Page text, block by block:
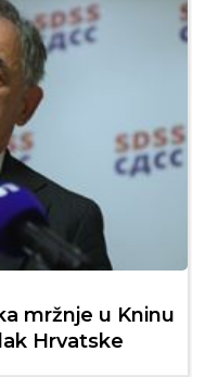
mržnje u Kninu
Hrvatske